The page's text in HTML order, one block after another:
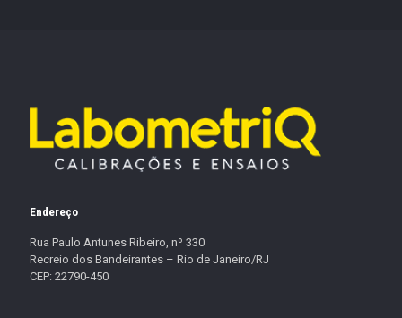
Endereço
Rua Paulo Antunes Ribeiro, nº 330
Recreio dos Bandeirantes – Rio de Janeiro/RJ
CEP: 22790-450